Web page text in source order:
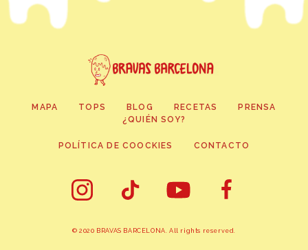
MAPA TOPS BLOG RECETAS
PRENSA
¿QUIÉN SOY?
POLÍTICA DE COOCKIES CONTACTO
© 2020 BRAVAS BARCELONA. All rights reserved.